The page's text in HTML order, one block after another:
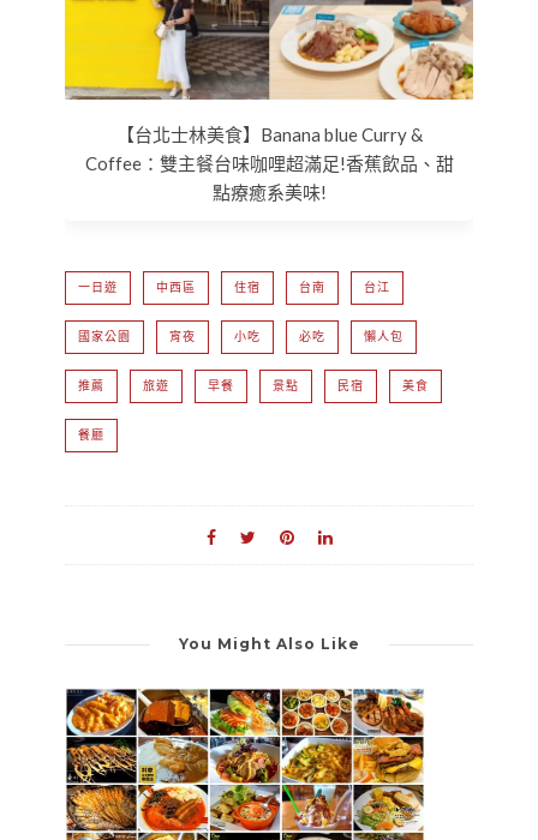
【台北士林美食】Banana blue Curry &
Coffee：雙主餐台味咖哩超滿足!香蕉飲品、甜
點療癒系美味!
一日遊 中西區 住宿 台南 台江
國家公園 宵夜 小吃 必吃 懶人包
推薦 旅遊 早餐 景點 民宿 美食
餐廳
You Might Also Like